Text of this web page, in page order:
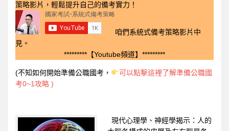
策略影片，輕鬆提升自己的備考實力！
咱們系統式備考策略影片中
見。
*********【Youtube頻道】*********
(不知如何開始準備公職國考，
可以點擊這裡了解準備公職國
考0~1攻略 )
現代心理學、神經學揭示：人的